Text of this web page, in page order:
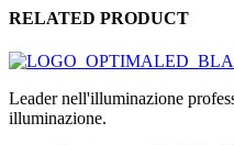
RELATED PRODUCT
Leader nell'illuminazione
illuminazione.